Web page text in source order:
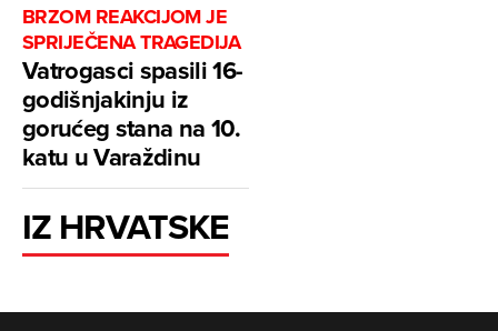
BRZOM REAKCIJOM JE
SPRIJEČENA TRAGEDIJA
Vatrogasci spasili 16-
godišnjakinju iz
gorućeg stana na 10.
katu u Varaždinu
IZ HRVATSKE